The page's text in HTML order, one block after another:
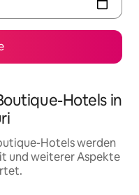
Hotels in
Hotels werden
und weiterer Aspekte